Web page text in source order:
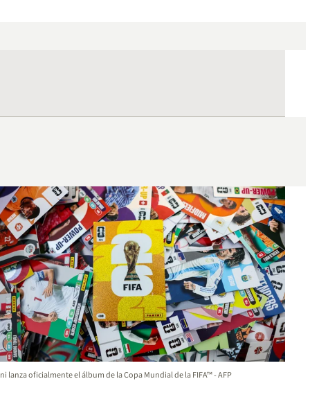
lanza oficialmente el álbum de la Copa Mundial de la FIFA™ - AFP